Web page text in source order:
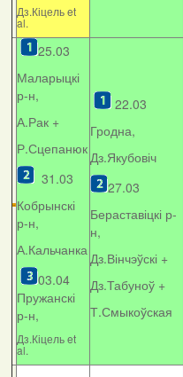
Дз.Кіцель et
al.
25.03
Маларыцкі
р-н,
А.Рак +
Р.Сцепанюк
31.03
Кобрынскі
р-н,
А.Кальчанка
03.04
Пружанскі
р-н,
Дз.Кіцель et
al.
22.03
Гродна,
Дз.Якубовіч
27.03
Бераставіцкі р-
н,
Дз.Вінчэўскі +
Дз.Табуноў +
Т.Смыкоўская